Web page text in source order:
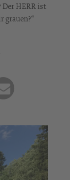
HERR ist
grauen?“